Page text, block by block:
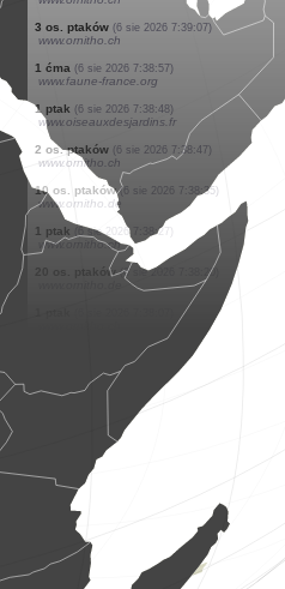
300 os. ptaków (6 sie 2026 7:39:21)
www.ornitho.de
1 ptak (6 sie 2026 7:39:20)
www.ornitho.cat
5 os. ptaków (6 sie 2026 7:39:20)
www.ornitho.cat
0 ptak (6 sie 2026 7:39:20)
www.ornitho.cat
3 os. ptaków (6 sie 2026 7:39:20)
www.ornitho.cat
2 os. ptaków (6 sie 2026 7:39:20)
www.ornitho.ch
3 os. ptaków (6 sie 2026 7:39:07)
(6 sie 2026 7:38:48)
www.oiseauxdesjardins.fr
2 os. ptaków (6 sie 2026 7:38:47)
10 os. ptaków (6 sie 2026 7:38:35)
www.ornitho.de
1 ptak (6 sie 2026 7:38:27)
www.ornitho.ch
20 os. ptaków (6 sie 2026 7:38:20)
www.ornitho.de
1 ptak (6 sie 2026 7:38:07)
www.ornitho.ch